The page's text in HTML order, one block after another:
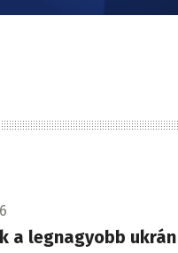
a legnagyobb